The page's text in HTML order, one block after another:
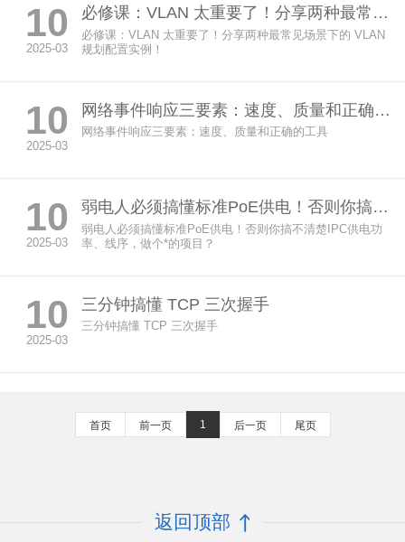
10
2025-03
必修课：VLAN 太重要了！分享两种最常见场景下的 VLAN 规划配置实例！
必修课：VLAN 太重要了！分享两种最常见场景下的 VLAN
规划配置实例！
10
2025-03
网络事件响应三要素：速度、质量和正确的工具
网络事件响应三要素：速度、质量和正确的工具
10
2025-03
弱电人必须搞懂标准PoE供电！否则你搞不清楚IPC供电功率、线序，做个*的项目？
弱电人必须搞懂标准PoE供电！否则你搞不清楚IPC供电功
率、线序，做个*的项目？
10
2025-03
三分钟搞懂 TCP 三次握手
三分钟搞懂 TCP 三次握手
首页 前一页 1 后一页 尾页
返回顶部